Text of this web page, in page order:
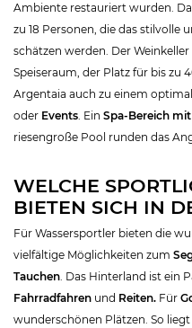
Ambiente restauriert wurden.
zu 18 Personen, die das
schätzen werden. Der
Speiseraum, der Platz für bis zu
Argentaia auch zu einem
oder Events. Ein Spa-Bereich
riesengroße Pool runden das
WELCHE
BIETEN SICH IN
Für Wassersportler bieten die
vielfältige Möglichkeiten zum
Tauchen. Das Hinterland ist ein
Fahrradfahren und Reiten. Für
wunderschönen Plätzen. So